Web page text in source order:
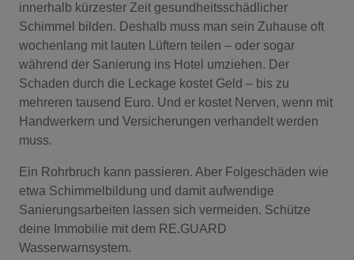
innerhalb kürzester Zeit gesundheitsschädlicher
Schimmel bilden. Deshalb muss man sein Zuhause oft
wochenlang mit lauten Lüftern teilen – oder sogar
während der Sanierung ins Hotel umziehen. Der
Schaden durch die Leckage kostet Geld – bis zu
mehreren tausend Euro. Und er kostet Nerven, wenn mit
Handwerkern und Versicherungen verhandelt werden
muss.
Ein Rohrbruch kann passieren. Aber Folgeschäden wie
etwa Schimmelbildung und damit aufwendige
Sanierungsarbeiten lassen sich vermeiden. Schütze
deine Immobilie mit dem RE.GUARD
Wasserwarnsystem.